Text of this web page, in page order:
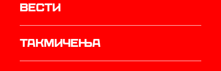
Вести
Такмичења